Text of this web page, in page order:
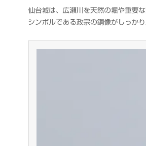
仙台城は、広瀬川を天然の堀や重要
シンボルである政宗の銅像がしっかり